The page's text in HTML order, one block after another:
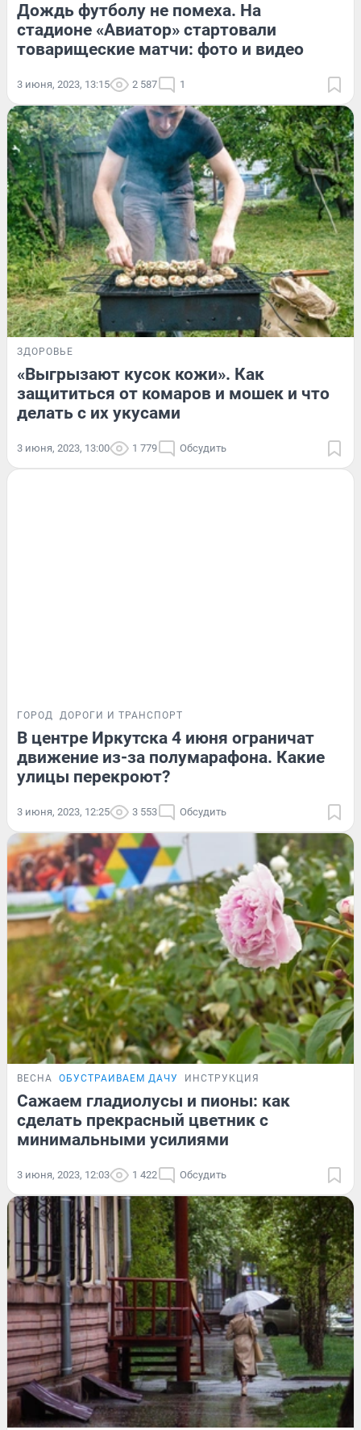
Дождь футболу не помеха. На
стадионе «Авиатор» стартовали
товарищеские матчи: фото и видео
3 июня, 2023, 13:15 2 587 1
ЗДОРОВЬЕ
«Выгрызают кусок кожи». Как
защититься от комаров и мошек и что
делать с их укусами
3 июня, 2023, 13:00 1 779 Обсудить
ГОРОД ДОРОГИ И ТРАНСПОРТ
В центре Иркутска 4 июня ограничат
движение из-за полумарафона. Какие
улицы перекроют?
3 июня, 2023, 12:25 3 553 Обсудить
ВЕСНА ОБУСТРАИВАЕМ ДАЧУ ИНСТРУКЦИЯ
Сажаем гладиолусы и пионы: как
сделать прекрасный цветник с
минимальными усилиями
3 июня, 2023, 12:03 1 422 Обсудить